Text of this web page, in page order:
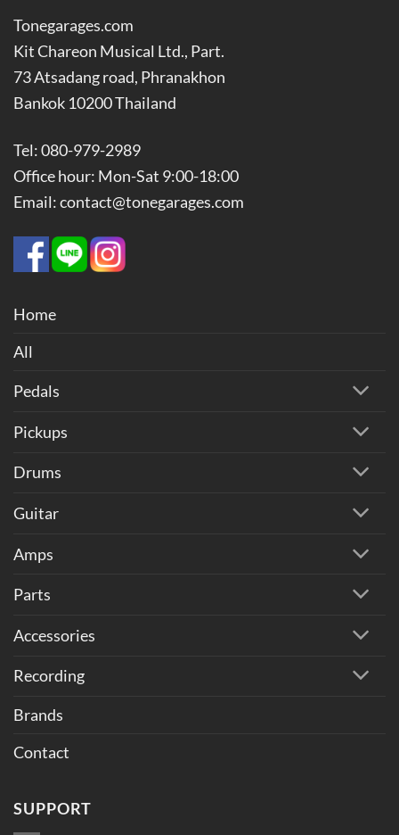
Tonegarages.com
Kit Chareon Musical Ltd., Part.
73 Atsadang road, Phranakhon
Bankok 10200 Thailand
Tel: 080-979-2989
Office hour: Mon-Sat 9:00-18:00
Email: contact@tonegarages.com
Home
All
Pedals
Pickups
Drums
Guitar
Amps
Parts
Accessories
Recording
Brands
Contact
SUPPORT